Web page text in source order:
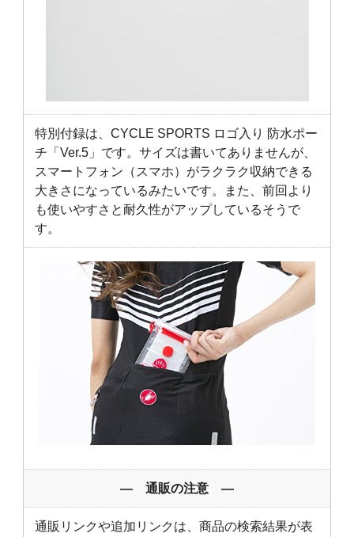
特別付録は、CYCLE SPORTS ロゴ入り 防水ポー
チ「Ver.5」です。サイズは書いてありませんが、
スマートフォン（スマホ）がラクラク収納できる
大きさになっているみたいです。また、前回より
も使いやすさと耐久性がアップしているそうで
す。
― 通販の注意 ―
通販リンクや追加リンクは、商品の検索結果が表